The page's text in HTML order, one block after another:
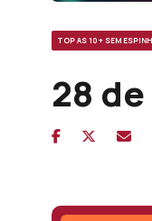
TOP AS 10 + SEM
28